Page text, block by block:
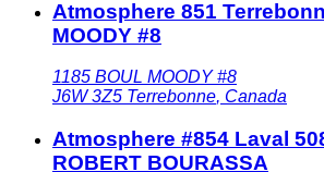
Atmosphere 851
MOODY #8
1185 BOUL MOODY #8
J6W 3Z5 Terrebonne, Canada
Atmosphere #854 Laval
ROBERT BOURASSA